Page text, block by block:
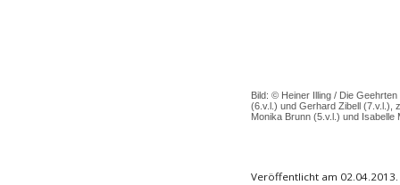
Bild: © Heiner Illing / Die
(6.v.l.) und Gerhard Zibell (7.v.l.),
Monika Brunn (5.v.l.) und Isabelle
Veröffentlicht am 02.04.2013.